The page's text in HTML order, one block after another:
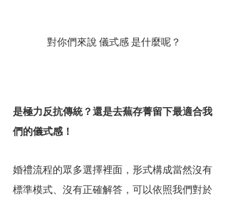
對你們來說 儀式感 是什麼呢？
是極力反抗傳統？還是去蕪存菁留下最適合我
們的儀式感！
婚禮流程的眾多選擇裡面，形式構成當然沒有
標準模式、沒有正確解答，可以依照我們對於